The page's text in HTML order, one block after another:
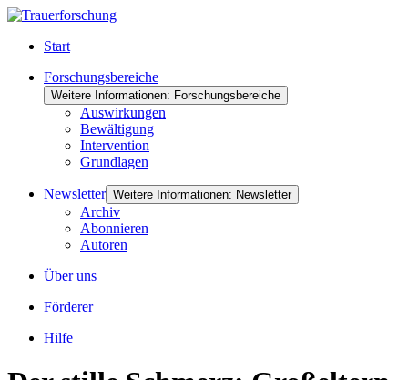
Start
Forschungsbereiche
Weitere Informationen: Forschungsbereiche
Auswirkungen
Bewältigung
Intervention
Grundlagen
Newsletter Weitere Informationen: Newsletter
Archiv
Abonnieren
Autoren
Über uns
Förderer
Hilfe